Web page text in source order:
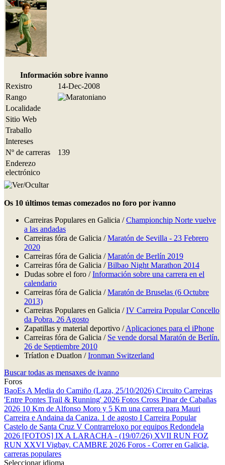
Información sobre ivanno
Rexistro
14-Dec-2008
Rango
Localidade
Sitio Web
Traballo
Intereses
Nº de carreras
139
Enderezo
electrónico
Os 10 últimos temas comezados no foro por ivanno
Carreiras Populares en Galicia /Championchip Norte vuelve
a las andadas
Carreiras fóra de Galicia /Maratón de Sevilla - 23 Febrero
2020
Carreiras fóra de Galicia /Maratón de Berlín 2019
Carreiras fóra de Galicia /Bilbao Night Marathon 2014
Dudas sobre el foro /Información sobre una carrera en el
calendario
Carreiras fóra de Galicia /Maratón de Bruselas (6 Octubre
2013)
Carreiras Populares en Galicia /IV Carreira Popular Concello
da Pobra. 26 Agosto
Zapatillas y material deportivo /Aplicaciones para el iPhone
Carreiras fóra de Galicia / Se vende dorsal Maratón de Berlín.
26 de Septiembre 2010
Tríatlon e Duatlon /Ironman Switzerland
Buscar todas as mensaxes de ivanno
Foros
BaoEs A Media do Camiño (Laza, 25/10/2026) Circuito Carreiras
'Entre Pontes Trail & Running' 2026 Fotos Cross Pinar de Cabañas
2026 10 Km de Alfonso Moro y 5 Km una carrera para Mauri
Carreira e Andaina da Caniza. 1 de agosto I Carreira Popular
Castelo de Santa Cruz V Contrarreloxo por equipos Redondela
2026 [FOTOS] IX A LARACHA - (19/07/26) XVII RUN FOZ
RUN XXVI Vigbay. CAMBRE 2026 Foros - Correr en Galicia,
carreras populares
Seleccionar idioma